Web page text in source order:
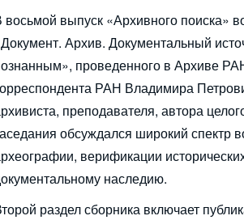
восьмой выпуск «Архивного поиска»
Архив. Документальный
проведенного в Архиве
РАН Владимира
преподавателя, автора
обсуждался широкий спектр
верификации
наследию.
раздел сборника включает